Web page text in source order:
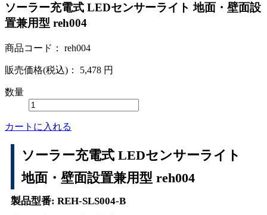
ソーラー充電式 LEDセンサーライト 地面・壁面設
置兼用型 reh004
商品コード： reh004
販売価格(税込)： 5,478 円
数量
カートに入れる
ソーラー充電式 LEDセンサーライト
地面・壁面設置兼用型 reh004
製品型番: REH-SLS004-B